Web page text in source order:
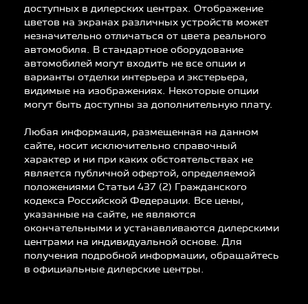
доступных в дилерских центрах. Отображение
цветов на экранах различных устройств может
незначительно отличаться от цвета реального
автомобиля. В стандартное оборудование
автомобилей могут входить не все опции и
варианты отделки интерьера и экстерьера,
видимые на изображениях. Некоторые опции
могут быть доступны за дополнительную плату.
Любая информация, размещенная на данном
сайте, носит исключительно справочный
характер и ни при каких обстоятельствах не
является публичной офертой, определяемой
положениями Статьи 437 (2) Гражданского
кодекса Российской Федерации. Все цены,
указанные на сайте, не являются
окончательными и устанавливаются дилерскими
центрами на индивидуальной основе. Для
получения подробной информации, обращайтесь
в официальные дилерские центры.